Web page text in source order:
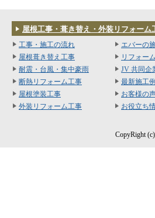
屋根工事・葺き替え・外装リフォーム
工事・施工の流れ
屋根葺き替え工事
耐震・台風・集中豪雨
断熱リフォーム工事
屋根塗装工事
外装リフォーム工事
エバーの
リフォー
JV 共同企
最新施工
お客様の
お役立ち
CopyRight